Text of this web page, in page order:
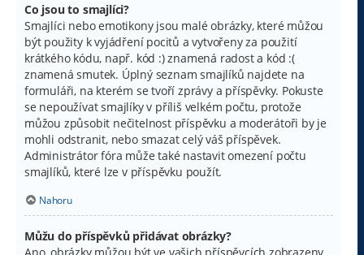
Co jsou to smajlíci?
Smajlíci nebo emotikony jsou malé obrázky, které můžou
být použity k vyjádření pocitů a vytvořeny za použití
krátkého kódu, např. kód :) znamená radost a kód :(
znamená smutek. Úplný seznam smajlíků najdete na
formuláři, na kterém se tvoří zprávy a příspěvky. Pokuste
se nepoužívat smajlíky v příliš velkém počtu, protože
můžou způsobit nečitelnost příspěvku a moderátoři by je
mohli odstranit, nebo smazat celý váš příspěvek.
Administrátor fóra může také nastavit omezení počtu
smajlíků, které lze v příspěvku použít.
Nahoru
Můžu do příspěvků přidávat obrázky?